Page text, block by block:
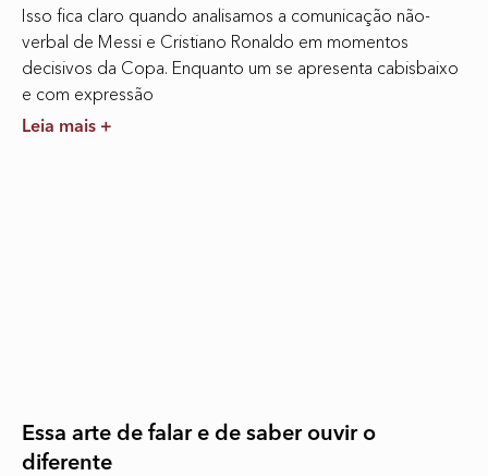
Isso fica claro quando analisamos a comunicação não-
verbal de Messi e Cristiano Ronaldo em momentos
decisivos da Copa. Enquanto um se apresenta cabisbaixo
e com expressão
Leia mais +
Essa arte de falar e de saber ouvir o
diferente